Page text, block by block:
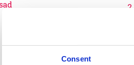
Consent